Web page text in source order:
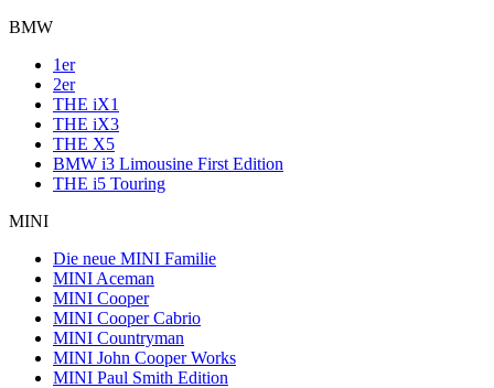
BMW
1er
2er
THE iX1
THE iX3
THE X5
BMW i3 Limousine First Edition
THE i5 Touring
MINI
Die neue MINI Familie
MINI Aceman
MINI Cooper
MINI Cooper Cabrio
MINI Countryman
MINI John Cooper Works
MINI Paul Smith Edition